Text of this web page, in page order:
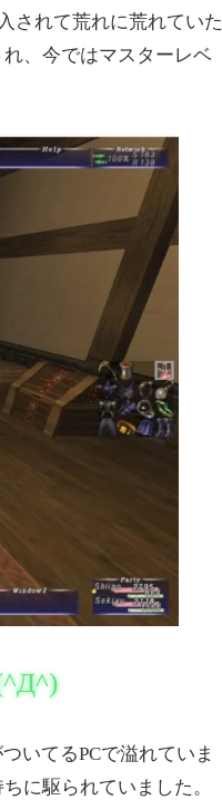
されて荒れに荒れていた
、今ではマスターレベ
いてるPCで溢れていま
に駆られていました。